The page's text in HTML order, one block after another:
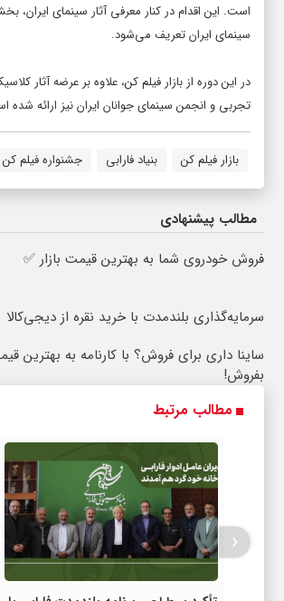
است. این اقدام در کنار معرفی آثار سینمای ایران،
سینمای ایران تعریف می‌شود.
در این دوره از بازار فیلم کن، علاوه بر عرضه آثار
تجربی و انجمن سینمای جوانان ایران نیز ارائه شده
بازار فیلم کن بنیاد فارابی جشنواره فیلم کن
مطالب پیشنهادی
فروش خودروی شما به بهترین قیمت بازار ✅
سرمایه‌گذاری بلندمدت با خرید نقره از دیجی‌کالا
ساینا داری برای فروش؟ با کارنامه به بهترین
بفروش!
مطالب مرتبط
‹